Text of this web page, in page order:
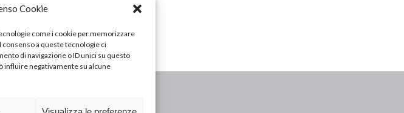
Cookie
come i cookie per memorizzare
a queste tecnologie ci
di navigazione o ID unici su questo
influire negativamente su alcune
Visualizza le preferenze